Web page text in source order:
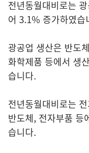
전년동월대비로는
어 3.1% 증가하였습
광공업 생산은 반도
화학제품 등에서 생
습니다.
전년동월대비로는
반도체, 전자부품 등
습니다.